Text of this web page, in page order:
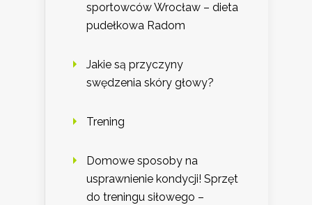
sportowców Wrocław – dieta
pudełkowa Radom
Jakie są przyczyny
swędzenia skóry głowy?
Trening
Domowe sposoby na
usprawnienie kondycji! Sprzęt
do treningu siłowego –